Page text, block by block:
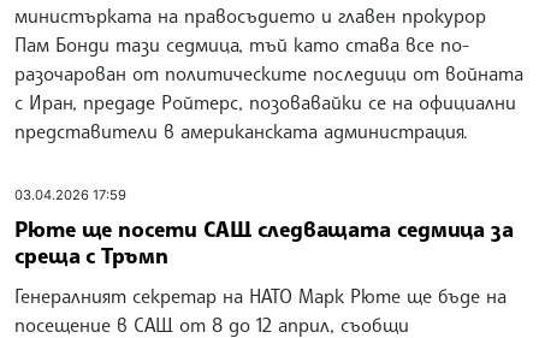
министърката на правосъдието и главен прокурор
Пам Бонди тази седмица, тъй като става все по-
разочарован от политическите последици от войната
с Иран, предаде Ройтерс, позовавайки се на официални
представители в американската администрация.
03.04.2026 17:59
Рюте ще посети САЩ следващата седмица за
среща с Тръмп
Генералният секретар на НАТО Марк Рюте ще бъде на
посещение в САЩ от 8 до 12 април, съобщи